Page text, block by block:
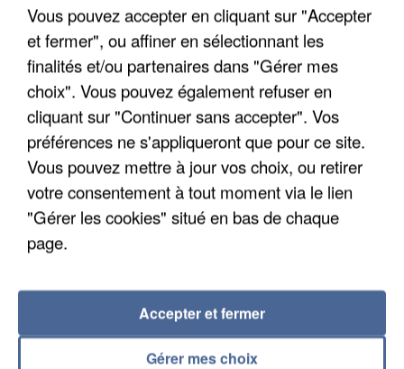
L’UN DES FONDATEURS SUPPOSÉS DE LA DZ
MAFIA INTERPELLÉ EN ALGÉRIE
Vous pouvez accepter en cliquant sur "Accepter
et fermer", ou affiner en sélectionnant les
finalités et/ou partenaires dans "Gérer mes
choix". Vous pouvez également refuser en
cliquant sur "Continuer sans accepter". Vos
préférences ne s'appliqueront que pour ce site.
Vous pouvez mettre à jour vos choix, ou retirer
votre consentement à tout moment via le lien
"Gérer les cookies" situé en bas de chaque
page.
Gérer mes choix
Accepter et fermer